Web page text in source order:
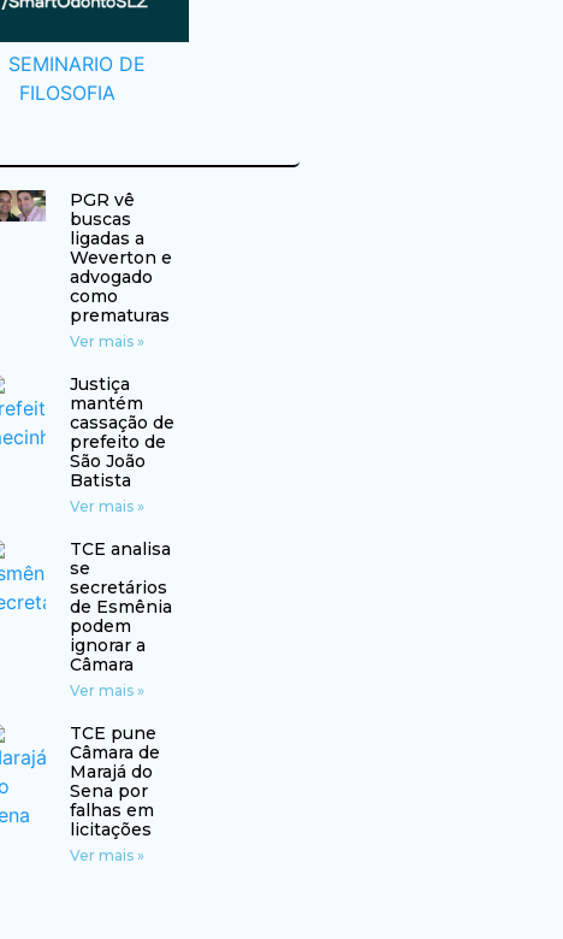
PGR vê
buscas
ligadas a
Weverton e
advogado
como
prematuras
Ver mais »
Justiça
mantém
cassação de
prefeito de
São João
Batista
Ver mais »
TCE analisa
se
secretários
de Esmênia
podem
ignorar a
Câmara
Ver mais »
TCE pune
Câmara de
Marajá do
Sena por
falhas em
licitações
Ver mais »